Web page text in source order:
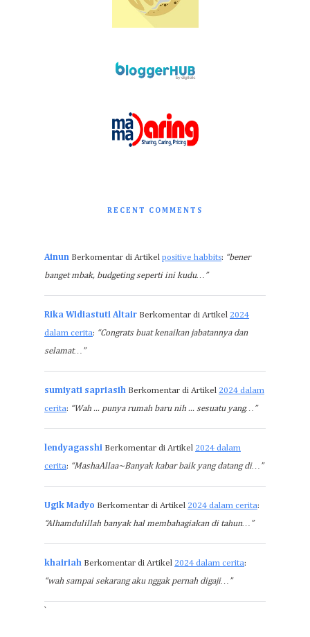
RECENT COMMENTS
Ainun Berkomentar di Artikel positive habbits: “bener
banget mbak, budgeting seperti ini kudu…”
Rika Widiastuti Altair Berkomentar di Artikel 2024
dalam cerita: “Congrats buat kenaikan jabatannya dan
selamat…”
sumiyati sapriasih Berkomentar di Artikel 2024 dalam
cerita: “Wah ... punya rumah baru nih ... sesuatu yang…”
lendyagasshi Berkomentar di Artikel 2024 dalam
cerita: “MashaAllaa~Banyak kabar baik yang datang di…”
Ugik Madyo Berkomentar di Artikel 2024 dalam cerita:
“Alhamdulillah banyak hal membahagiakan di tahun…”
khairiah Berkomentar di Artikel 2024 dalam cerita:
“wah sampai sekarang aku nggak pernah digaji…”
`